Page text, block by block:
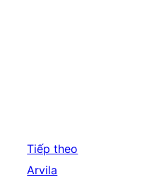
Tiếp theo
Arvila